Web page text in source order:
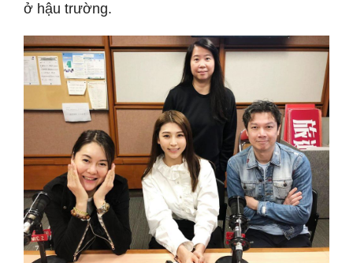
ở hậu trường.